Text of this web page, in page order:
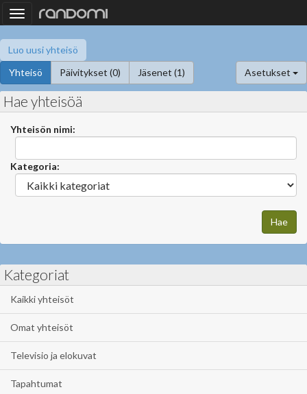
Toggle
navigation
Luo uusi yhteisö
Yhteisö
Päivitykset (0) Jäsenet (1) Asetukset
Hae yhteisöä
Yhteisön nimi:
Kategoria:
Kategoriat
Kaikki yhteisöt
Omat yhteisöt
Televisio ja elokuvat
Tapahtumat